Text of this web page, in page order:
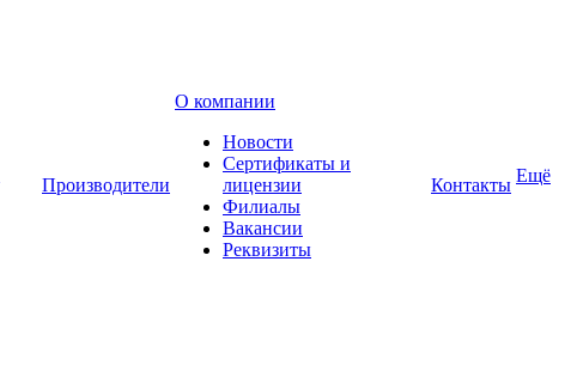
Производители
О компании
Новости
Сертификаты и
лицензии
Филиалы
Вакансии
Реквизиты
Контакты Ещё